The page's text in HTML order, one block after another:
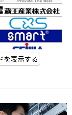
を表示する